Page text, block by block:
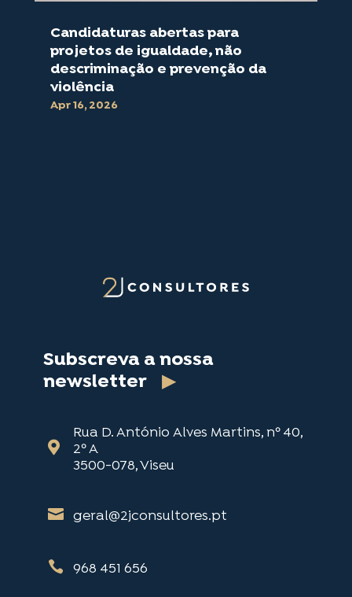
Candidaturas abertas para
projetos de igualdade, não
descriminação e prevenção da
violência
Apr 16, 2026
Subscreva a nossa
newsletter ▶

Rua D. António Alves Martins, nº 40,
2º A
3500-078, Viseu
 geral@2jconsultores.pt
 968 451 656